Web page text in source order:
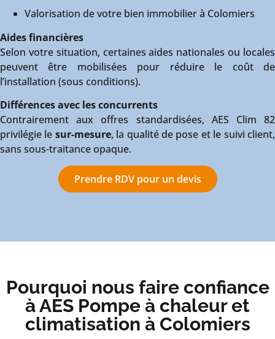
Valorisation de votre bien immobilier à Colomiers
Aides financières
Selon votre situation, certaines aides nationales ou locales
peuvent être mobilisées pour réduire le coût de
l’installation (sous conditions).
Différences avec les concurrents
Contrairement aux offres standardisées, AES Clim 82
privilégie le sur-mesure, la qualité de pose et le suivi client,
sans sous-traitance opaque.
Prendre RDV pour un devis
Pourquoi nous faire confiance
à AES Pompe à chaleur et
climatisation à Colomiers